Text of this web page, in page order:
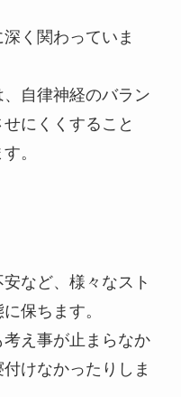
く関わっていま
自律神経のバラン
にくくすること
。
など、様々なスト
保ちます。
え事が止まらなか
けなかったりしま